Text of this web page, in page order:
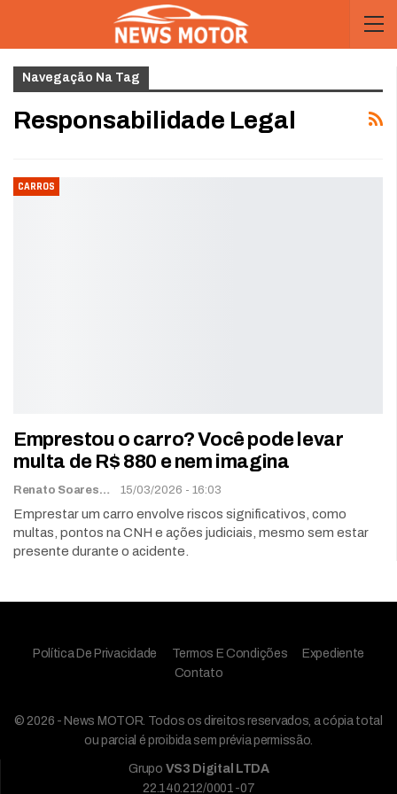
Navegação Na Tag
Responsabilidade Legal
CARROS
Emprestou o carro? Você pode levar
multa de R$ 880 e nem imagina
Renato Soares 15/03/2026 - 16:03
Emprestar um carro envolve riscos significativos, como
multas, pontos na CNH e ações judiciais, mesmo sem estar
presente durante o acidente.
Política De Privacidade Termos E Condições
Expediente
Contato
© 2026 - News MOTOR. Todos os direitos reservados, a cópia total
ou parcial é proibida sem prévia permissão.
Grupo VS3 Digital LTDA
22.140.212/0001-07